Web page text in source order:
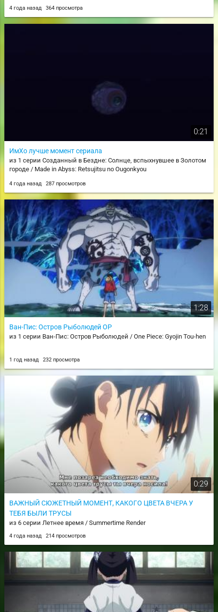
4 года назад 364 просмотра
0:21
ИмХо лучше момент сериала
из 1 серии Созданный в Бездне: Солнце, вспыхнувшее в Золотом
городе / Made in Abyss: Retsujitsu no Ougonkyou
4 года назад 287 просмотров
1:28
Ван-Пис: Остров Рыболюдей OP
из 1 серии Ван-Пис: Остров Рыболюдей / One Piece: Gyojin Tou-hen
1 год назад 232 просмотра
0:29
ВАЖНЫЙ СЮЖЕТНЫЙ МОМЕНТ, КАКОГО ЦВЕТА ВЧЕРА У
ТЕБЯ БЫЛИ ТРУСЫ
из 6 серии Летнее время / Summertime Render
4 года назад 214 просмотров